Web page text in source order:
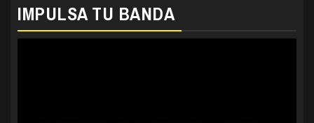
IMPULSA TU BANDA